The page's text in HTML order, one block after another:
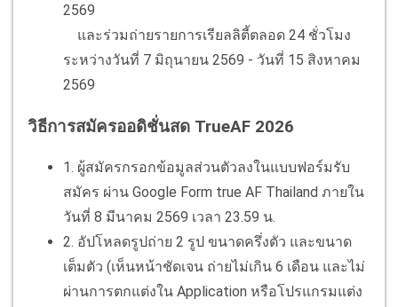
2569
และร่วมถ่ายรายการเรียลลิตี้ตลอด 24 ชั่วโมง
ระหว่างวันที่ 7 มิถุนายน 2569 - วันที่ 15 สิงหาคม
2569
วิธีการสมัครออดิชั่นสด TrueAF 2026
1. ผู้สมัครกรอกข้อมูลส่วนตัวลงในแบบฟอร์มรับ
สมัคร ผ่าน Google Form true AF Thailand ภายใน
วันที่ 8 มีนาคม 2569 เวลา 23.59 น.
2. อัปโหลดรูปถ่าย 2 รูป ขนาดครึ่งตัว และขนาด
เต็มตัว (เห็นหน้าชัดเจน ถ่ายไม่เกิน 6 เดือน และไม่
ผ่านการตกแต่งใน Application หรือโปรแกรมแต่ง